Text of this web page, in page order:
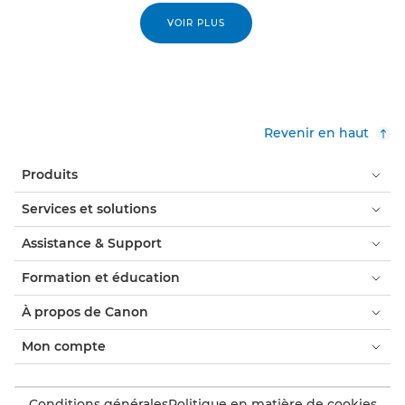
VOIR PLUS
Revenir en haut
Produits
Services et solutions
Assistance & Support
Formation et éducation
À propos de Canon
Mon compte